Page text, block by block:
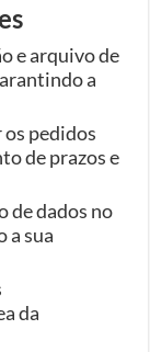
e arquivo de
a
pedidos
de prazos e
de dados no
a sua
da